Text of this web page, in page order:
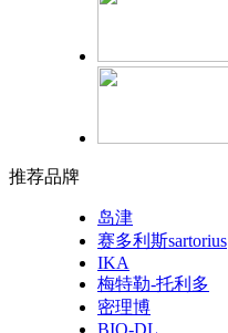
推荐品牌
岛津
赛多利斯sartorius
IKA
梅特勒-托利多
密理博
BIO-DL